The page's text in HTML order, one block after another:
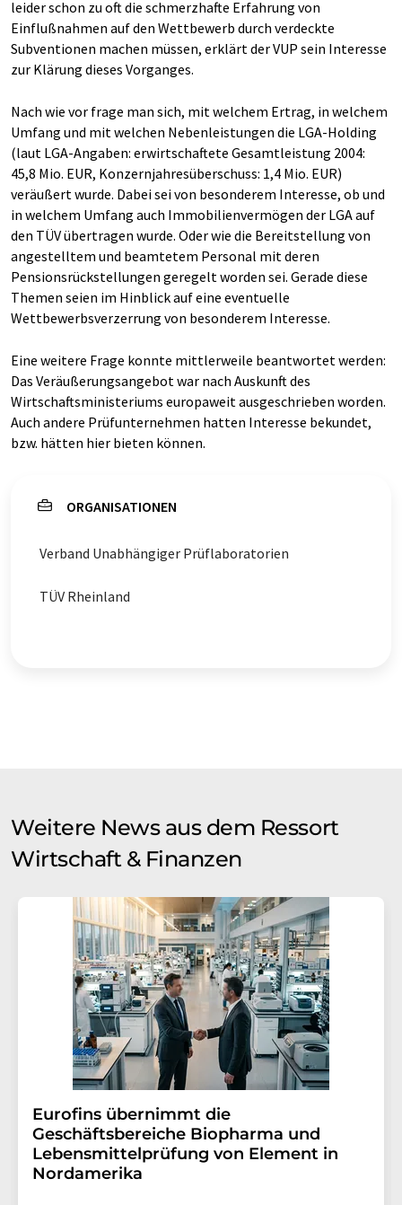
leider schon zu oft die schmerzhafte Erfahrung von
Einflußnahmen auf den Wettbewerb durch verdeckte
Subventionen machen müssen, erklärt der VUP sein Interesse
zur Klärung dieses Vorganges.
Nach wie vor frage man sich, mit welchem Ertrag, in welchem
Umfang und mit welchen Nebenleistungen die LGA-Holding
(laut LGA-Angaben: erwirtschaftete Gesamtleistung 2004:
45,8 Mio. EUR, Konzernjahresüberschuss: 1,4 Mio. EUR)
veräußert wurde. Dabei sei von besonderem Interesse, ob und
in welchem Umfang auch Immobilienvermögen der LGA auf
den TÜV übertragen wurde. Oder wie die Bereitstellung von
angestelltem und beamtetem Personal mit deren
Pensionsrückstellungen geregelt worden sei. Gerade diese
Themen seien im Hinblick auf eine eventuelle
Wettbewerbsverzerrung von besonderem Interesse.
Eine weitere Frage konnte mittlerweile beantwortet werden:
Das Veräußerungsangebot war nach Auskunft des
Wirtschaftsministeriums europaweit ausgeschrieben worden.
Auch andere Prüfunternehmen hatten Interesse bekundet,
bzw. hätten hier bieten können.
ORGANISATIONEN
Verband Unabhängiger Prüflaboratorien
TÜV Rheinland
Weitere News aus dem Ressort
Wirtschaft & Finanzen
Eurofins übernimmt die
Geschäftsbereiche Biopharma und
Lebensmittelprüfung von Element in
Nordamerika